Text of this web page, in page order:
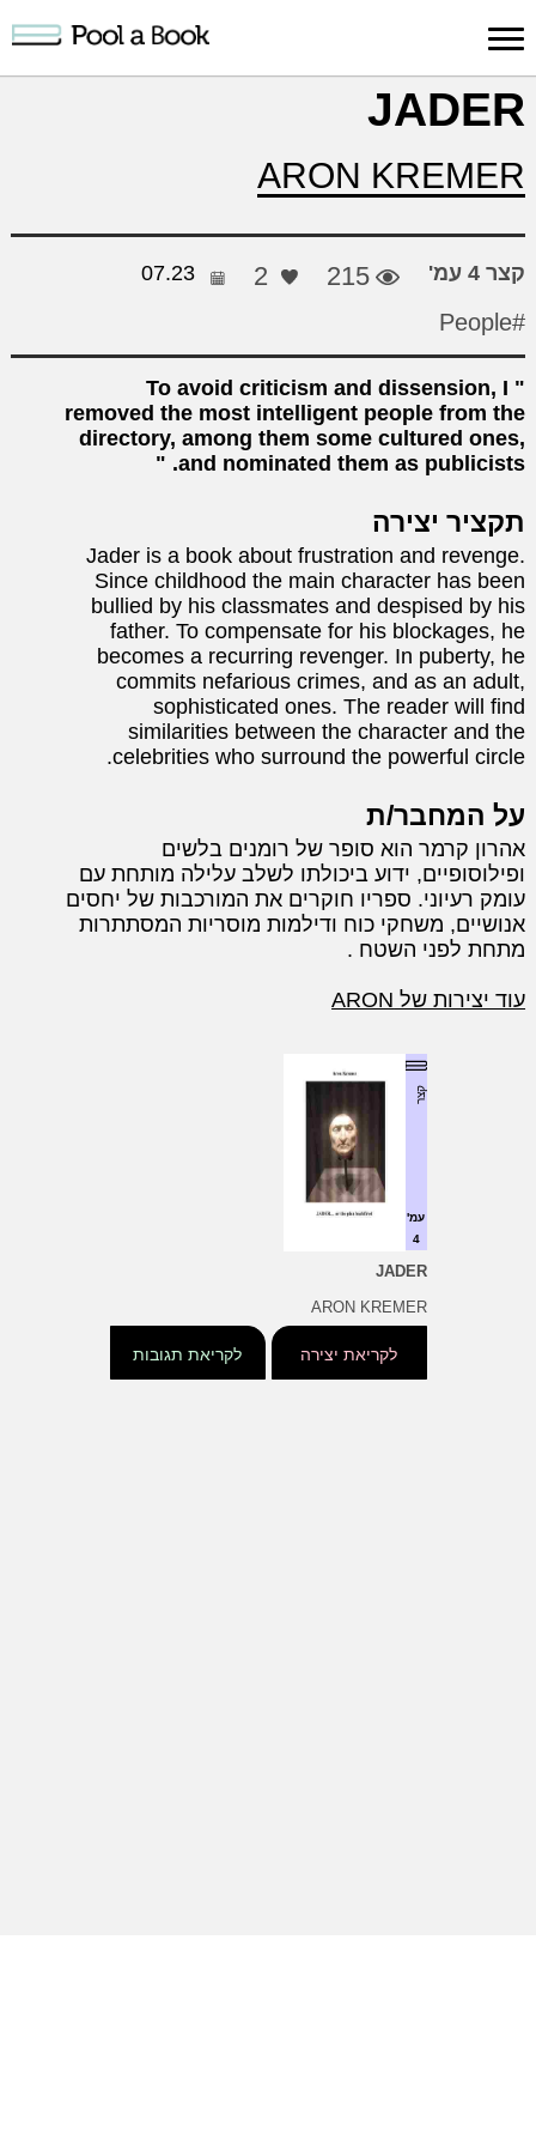
כניסה למערכת
יצירה
יצירה
JADER
ARON KREMER
קצר 4 עמ' 215
2
07.23
#People
To avoid criticism and dissension, I
removed the most intelligent people from the
directory, among them some cultured ones,
and nominated them as publicists.
תקציר יצירה
Jader is a book about frustration and revenge.
Since childhood the main character has been
bullied by his classmates and despised by his
father. To compensate for his blockages, he
becomes a recurring revenger. In puberty, he
commits nefarious crimes, and as an adult,
sophisticated ones. The reader will find
similarities between the character and the
celebrities who surround the powerful circle.
על המחבר/ת
אהרון קרמר הוא סופר של רומנים בלשים
ופילוסופיים, ידוע ביכולתו לשלב עלילה מותחת עם
עומק רעיוני. ספריו חוקרים את המורכבות של יחסים
אנושיים, משחקי כוח ודילמות מוסריות המסתתרות
מתחת לפני השטח .
עוד יצירות של ARON
קצר
עמ'
4
JADER
ARON KREMER
לקריאת תגובות לקריאת יצירה